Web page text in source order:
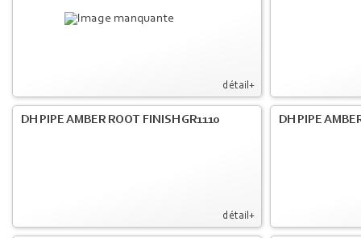
détail+
détail+
DH PIPE AMBER ROOT FINISH GR1110 DH PIPE